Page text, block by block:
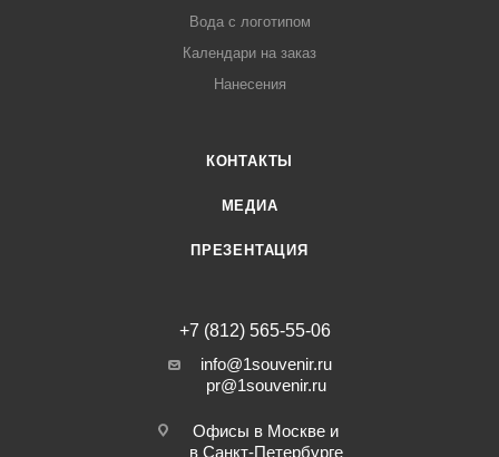
Вода с логотипом
Календари на заказ
Нанесения
КОНТАКТЫ
МЕДИА
ПРЕЗЕНТАЦИЯ
+7 (812) 565-55-06
info@1souvenir.ru
pr@1souvenir.ru
Офисы в Москве и
в Санкт-Петербурге